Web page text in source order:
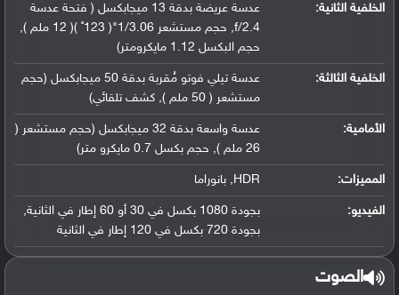
الخلفية الثانية:
عدسة عريضة بدقة 13 ميجابكسل ( فتحة عدسة
f/2.4, حجم مستشعر 1/3.06"( 123˚ )( 12 ملم ),
حجم البكسل 1.12 مايكرومتر)
الخلفية الثالثة:
عدسة تيلي فوتو مُقربة بدقة 50 ميجابكسل (حجم
مستشعر ( 50 ملم ), كشف تلقائي)
الأمامية:
عدسة واسعة بدقة 32 ميجابكسل (حجم مستشعر (
26 ملم ), حجم بكسل 0.7 مايكرو متر)
المميزات: HDR, بانوراما
الفيديو:
بجودة 1080 بكسل في 30 أو 60 إطار في الثانية,
بجودة 720 بكسل في 120 إطار في الثانية
الصوت